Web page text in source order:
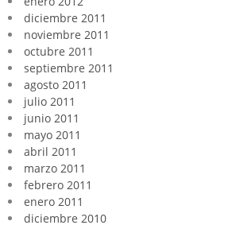
diciembre 2011
noviembre 2011
octubre 2011
septiembre 2011
agosto 2011
julio 2011
junio 2011
mayo 2011
abril 2011
marzo 2011
febrero 2011
enero 2011
diciembre 2010